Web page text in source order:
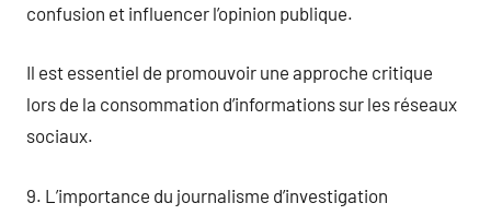
confusion et influencer l’opinion publique.
Il est essentiel de promouvoir une approche critique
lors de la consommation d’informations sur les réseaux
sociaux.
9. L’importance du journalisme d’investigation